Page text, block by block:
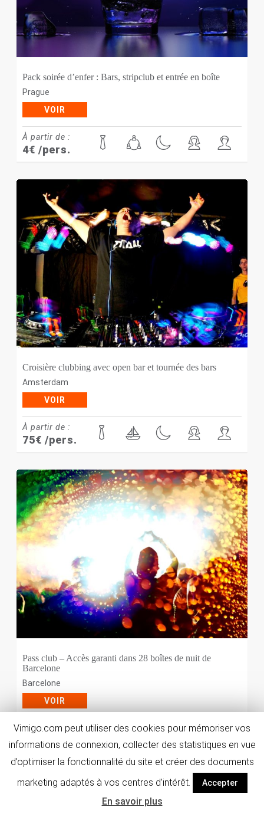
Pack soirée d’enfer : Bars, stripclub et entrée en boîte
Prague
VOIR
À partir de :
4€ /pers.
Croisière clubbing avec open bar et tournée des bars
Amsterdam
VOIR
À partir de :
75€ /pers.
Pass club – Accès garanti dans 28 boîtes de nuit de
Barcelone
Barcelone
VOIR
À partir de :
9€/pers.
Vimigo.com peut utiliser des cookies pour mémoriser vos
informations de connexion, collecter des statistiques en vue
d’optimiser la fonctionnalité du site et créer des documents
marketing adaptés à vos centres d’intérêt.
Accepter
En savoir plus